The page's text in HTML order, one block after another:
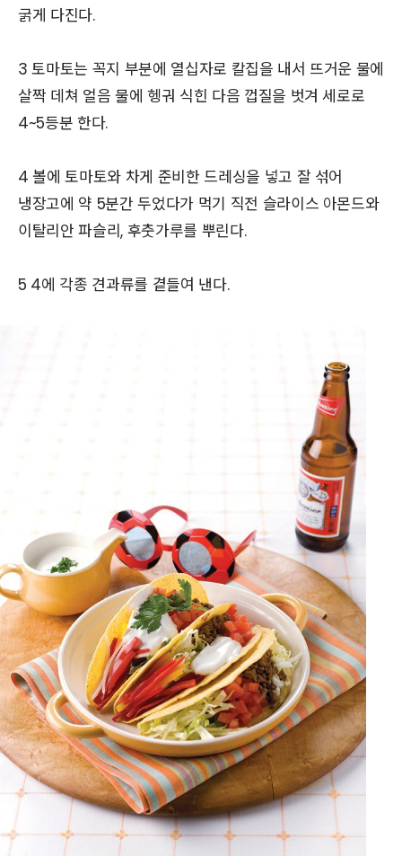
굵게 다진다.
3 토마토는 꼭지 부분에 열십자로 칼집을 내서 뜨거운 물에
살짝 데쳐 얼음 물에 헹궈 식힌 다음 껍질을 벗겨 세로로
4~5등분 한다.
4 볼에 토마토와 차게 준비한 드레싱을 넣고 잘 섞어
냉장고에 약 5분간 두었다가 먹기 직전 슬라이스 아몬드와
이탈리안 파슬리, 후춧가루를 뿌린다.
5 4에 각종 견과류를 곁들여 낸다.